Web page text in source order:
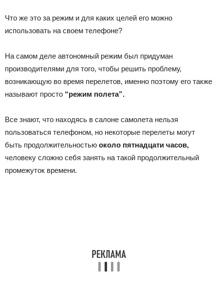
Что же это за режим и для каких целей его можно
использовать на своем телефоне?
На самом деле автономный режим был придуман
производителями для того, чтобы решить проблему,
возникающую во время перелетов, именно поэтому его также
называют просто “режим полета”.
Все знают, что находясь в салоне самолета нельзя
пользоваться телефоном, но некоторые перелеты могут
быть продолжительностью около пятнадцати часов,
человеку сложно себя занять на такой продолжительный
промежуток времени.